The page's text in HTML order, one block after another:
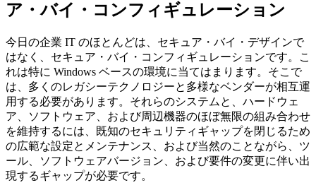
ア・バイ・コンフィギュレーション
今日の企業 IT のほとんどは、セキュア・バイ・デザインで
はなく、セキュア・バイ・コンフィギュレーションです。こ
れは特に Windows ベースの環境に当てはまります。そこで
は、多くのレガシーテクノロジーと多様なベンダーが相互運
用する必要があります。それらのシステムと、ハードウェ
ア、ソフトウェア、および周辺機器のほぼ無限の組み合わせ
を維持するには、既知のセキュリティギャップを閉じるため
の広範な設定とメンテナンス、および当然のことながら、ツ
ール、ソフトウェアバージョン、および要件の変更に伴い出
現するギャップが必要です。